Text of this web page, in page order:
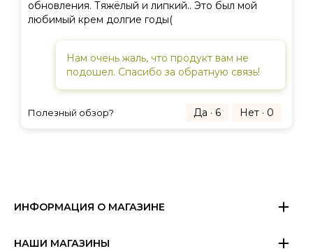
обновления. Тяжёлый и липкий.. Это был мой
любимый крем долгие годы(
Нам очень жаль, что продукт вам не
подошел. Спасибо за обратную связь!
Полезный обзор? Да · 6 Нет · 0
ИНФОРМАЦИЯ О МАГАЗИНЕ
НАШИ МАГАЗИНЫ